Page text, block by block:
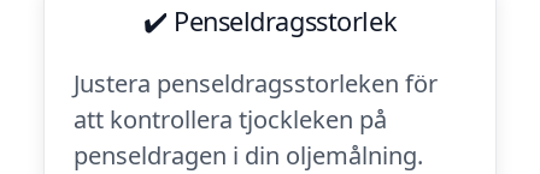
✔️ Penseldragsstorlek
Justera penseldragsstorleken för
att kontrollera tjockleken på
penseldragen i din oljemålning.